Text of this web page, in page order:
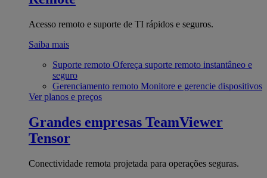
Acesso remoto e suporte de TI rápidos e seguros.
Saiba mais
Suporte remoto Ofereça suporte remoto instantâneo e
seguro
Gerenciamento remoto Monitore e gerencie dispositivos
Ver planos e preços
Grandes empresas TeamViewer
Tensor
Conectividade remota projetada para operações seguras.